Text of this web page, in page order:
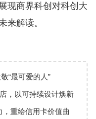
现商界科创对科创大
来解读。
“最可爱的人”
，以可持续设计焕新
重绘信用卡价值曲